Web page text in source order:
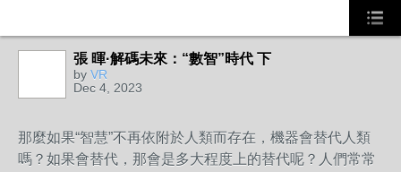
張 暉·解碼未來：“數智”時代 下
by VR
Dec 4, 2023
那麼如果“智慧”不再依附於人類而存在，機器會替代人類
嗎？如果會替代，那會是多大程度上的替代呢？人們常常